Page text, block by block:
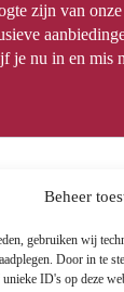
Beheer
gebruiken wij
Door in te
ID's op deze
zijn van onze
je nu in en mis